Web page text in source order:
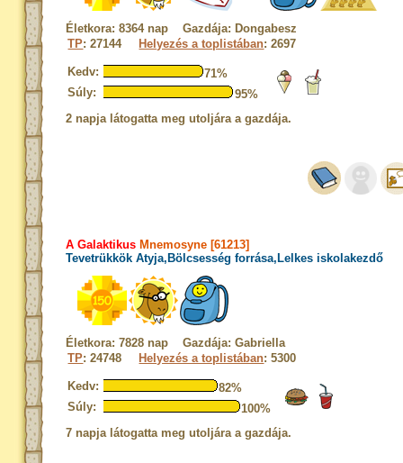
Életkora: 8364 nap Gazdája: Dongabesz
TP: 27144 Helyezés a toplistában: 2697
Kedv:
71%
Súly:
95%
2 napja látogatta meg utoljára a gazdája.
A Galaktikus Mnemosyne [61213]
Tevetrükkök Atyja,Bölcsesség forrása,Lelkes iskolakezdő
Életkora: 7828 nap Gazdája: Gabriella
TP: 24748 Helyezés a toplistában: 5300
Kedv:
82%
Súly:
100%
7 napja látogatta meg utoljára a gazdája.